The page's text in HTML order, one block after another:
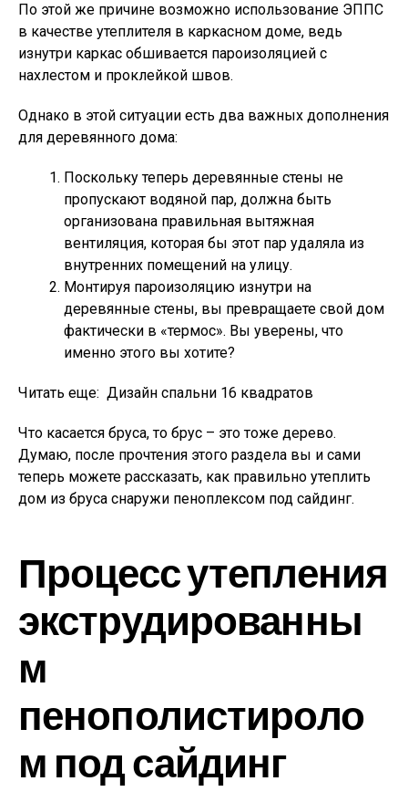
По этой же причине возможно использование ЭППС
в качестве утеплителя в каркасном доме, ведь
изнутри каркас обшивается пароизоляцией с
нахлестом и проклейкой швов.
Однако в этой ситуации есть два важных дополнения
для деревянного дома:
Поскольку теперь деревянные стены не
пропускают водяной пар, должна быть
организована правильная вытяжная
вентиляция, которая бы этот пар удаляла из
внутренних помещений на улицу.
Монтируя пароизоляцию изнутри на
деревянные стены, вы превращаете свой дом
фактически в «термос». Вы уверены, что
именно этого вы хотите?
Читать еще: Дизайн спальни 16 квадратов
Что касается бруса, то брус – это тоже дерево.
Думаю, после прочтения этого раздела вы и сами
теперь можете рассказать, как правильно утеплить
дом из бруса снаружи пеноплексом под сайдинг.
Процесс утепления
экструдированны
м
пенополистироло
м под сайдинг